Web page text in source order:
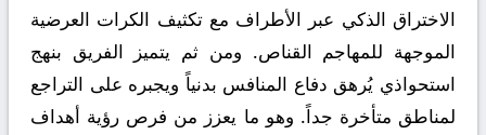
الاختراق الذكي عبر الأطراف مع تكثيف الكرات العرضية
الموجهة للمهاجم القناص. ومن ثم يتميز الفريق بنهج
استحواذي يُرهق دفاع المنافس بدنياً ويجبره على التراجع
لمناطق متأخرة جداً. وهو ما يعزز من فرص رؤية أهداف